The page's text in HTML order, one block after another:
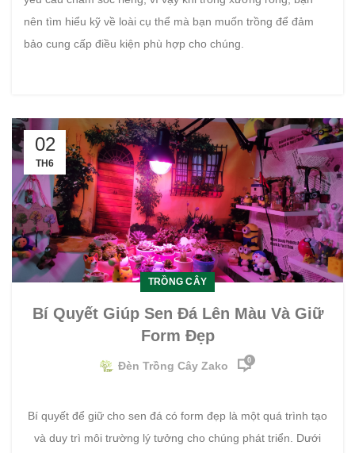
nên tìm hiểu kỹ về loài cụ thể mà bạn muốn trồng để đảm
bảo cung cấp điều kiện phù hợp cho chúng.
02
TH6
TRỒNG CÂY
Bí Quyết Giúp Sen Đá Lên Màu Và Giữ
Form Đẹp
Đèn Trồng Cây Zako 0
Bí quyết để giữ cho sen đá có form đẹp là một quá trình tạo
và duy trì môi trường lý tưởng cho chúng phát triển. Dưới